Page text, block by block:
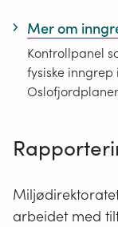
Mer om
Kontrollpanel
fysiske
Rapporte
arbeidet med